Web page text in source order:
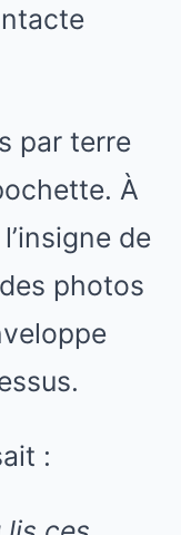
par terre
À
de
photos
: